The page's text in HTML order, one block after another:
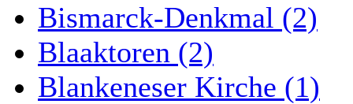
Bismarck-Denkmal (2)
Blaaktoren (2)
Blankeneser Kirche (1)